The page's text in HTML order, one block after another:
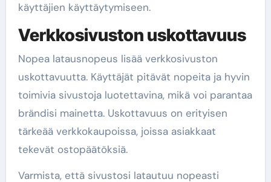
käyttäjien käyttäytymiseen.
Verkkosivuston uskottavuus
Nopea latausnopeus lisää verkkosivuston
uskottavuutta. Käyttäjät pitävät nopeita ja hyvin
toimivia sivustoja luotettavina, mikä voi parantaa
brändisi mainetta. Uskottavuus on erityisen
tärkeää verkkokaupoissa, joissa asiakkaat
tekevät ostopäätöksiä.
Varmista, että sivustosi latautuu nopeasti